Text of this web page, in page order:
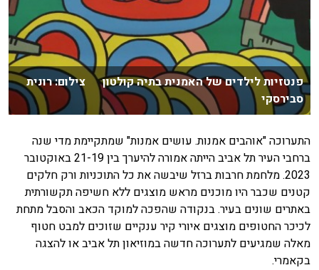
פנטזיות לילדים של האמנית בתיה קולטון צילום: רונית
סבירסקי
התערוכה "אוהבים אמנות. עושים אמנות" שמתקיימת מדי שנה
ברחבי העיר תל אביב הייתה אמורה להיערך בין 21-19 באוקטובר
2023. מלחמת חרבות ברזל שיבשה את כל התוכניות ורק חלקים
קטנים שכבר היו מוכנים מראש מוצגים ללא חשיפה תקשורתית
באתרים שונים בעיר. בנקודה שהפכה למוקד הכאב והסבל מתחת
לכיכר החטופים מוצגים איורי קיר ענקיים שזוכים למבט חטוף
מאלה שמגיעים לתערוכה חדשה במוזיאון תל אביב או להצגה
בקאמרי.